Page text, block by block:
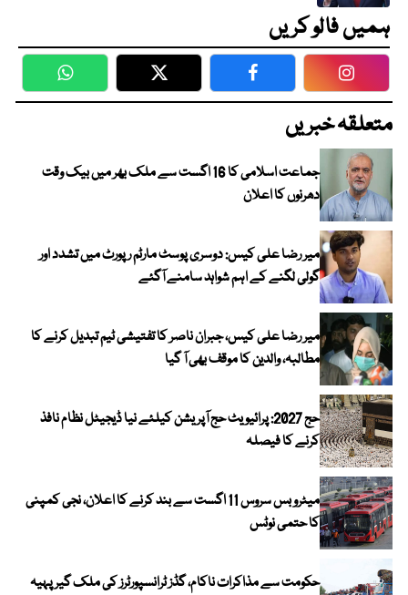
ہمیں فالو کریں
WhatsApp Twitter Facebook
متعلقہ خبریں
جماعت اسلامی کا 16 اگست سے ملک بھر میں بیک وقت
دھرنوں کا اعلان
میر رضا علی کیس: دوسری پوسٹ مارٹم رپورٹ میں تشدد اور
گولی لگنے کے اہم شواہد سامنے آگئے
میر رضا علی کیس، جبران ناصر کا تفتیشی ٹیم تبدیل کرنے کا
مطالبہ، والدین کا موقف بھی آ گیا
حج 2027: پرائیویٹ حج آپریشن کیلئے نیا ڈیجیٹل نظام نافذ
کرنے کا فیصلہ
میٹرو بس سروس 11 اگست سے بند کرنے کا اعلان، نجی کمپنی
کا حتمی نوٹس
حکومت سے مذاکرات ناکام، گڈز ٹرانسپورٹرز کی ملک گیر پہیہ